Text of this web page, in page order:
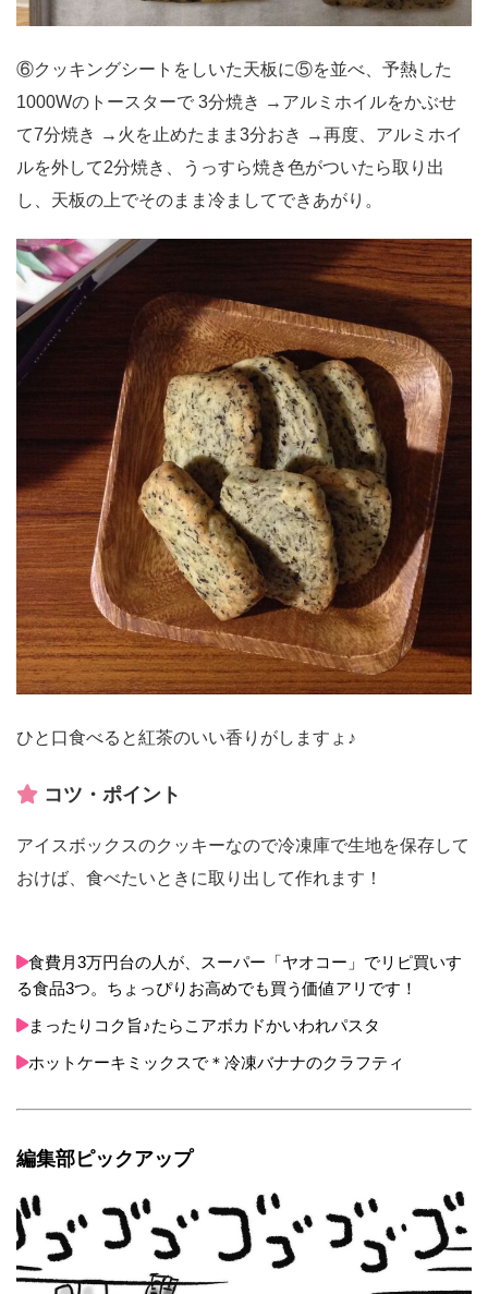
⑥クッキングシートをしいた天板に⑤を並べ、予熱した
1000Wのトースターで 3分焼き →アルミホイルをかぶせ
て7分焼き →火を止めたまま3分おき →再度、アルミホイ
ルを外して2分焼き、うっすら焼き色がついたら取り出
し、天板の上でそのまま冷ましてできあがり。
ひと口食べると紅茶のいい香りがしますょ♪
コツ・ポイント
アイスボックスのクッキーなので冷凍庫で生地を保存して
おけば、食べたいときに取り出して作れます！
食費月3万円台の人が、スーパー「ヤオコー」でリピ買いす
る食品3つ。ちょっぴりお高めでも買う価値アリです！
まったりコク旨♪たらこアボカドかいわれパスタ
ホットケーキミックスで＊冷凍バナナのクラフティ
編集部ピックアップ